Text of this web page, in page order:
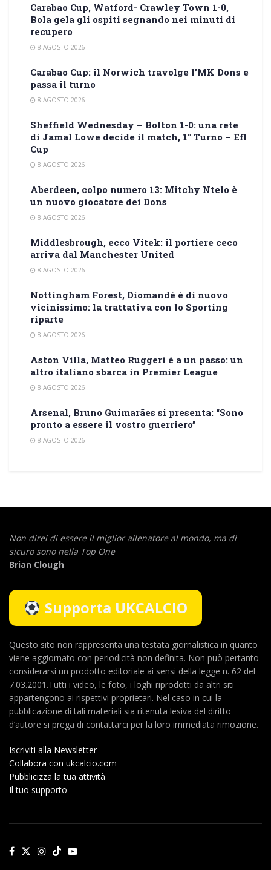
Carabao Cup, Watford- Crawley Town 1-0,
Bola gela gli ospiti segnando nei minuti di
recupero
8 AGOSTO 2026
Carabao Cup: il Norwich travolge l’MK Dons e
passa il turno
8 AGOSTO 2026
Sheffield Wednesday – Bolton 1-0: una rete
di Jamal Lowe decide il match, 1° Turno – Efl
Cup
8 AGOSTO 2026
Aberdeen, colpo numero 13: Mitchy Ntelo è
un nuovo giocatore dei Dons
8 AGOSTO 2026
Middlesbrough, ecco Vitek: il portiere ceco
arriva dal Manchester United
8 AGOSTO 2026
Nottingham Forest, Diomandé è di nuovo
vicinissimo: la trattativa con lo Sporting
riparte
8 AGOSTO 2026
Aston Villa, Matteo Ruggeri è a un passo: un
altro italiano sbarca in Premier League
8 AGOSTO 2026
Arsenal, Bruno Guimarães si presenta: “Sono
pronto a essere il vostro guerriero”
8 AGOSTO 2026
Non direi di essere il miglior allenatore al mondo, ma di
sicuro sono nella Top One
Brian Clough
Supporta UKCALCIO
Questo sito non rappresenta una testata giornalistica in quanto
viene aggiornato con periodicità non definita. Non può pertanto
considerarsi un prodotto editoriale ai sensi della legge n. 62 del
7.03.2001.Tutti i video, le foto, i loghi riprodotti da altri siti
appartengono ai rispettivi proprietari. Nel caso in cui la
pubblicazione di tali materiali sia ritenuta lesiva del diritto
d’autore si prega di contattarci per la loro immediata rimozione.
Iscriviti alla Newsletter
Collabora con ukcalcio.com
Pubblicizza la tua attività
Il tuo supporto